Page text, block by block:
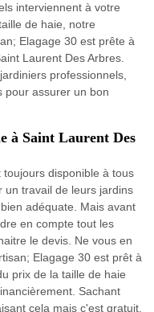
interviennent à votre
de haie, notre
Elagage 30 est prête à
Laurent Des Arbres.
professionnels,
pour assurer un bon
à Saint Laurent Des
disponible à tous
un travail de leurs jardins
adéquate. Mais avant
en compte tout les
le devis. Ne vous en
Elagage 30 est prêt à
prix de la taille de haie
Sachant
cela mais c'est gratuit.